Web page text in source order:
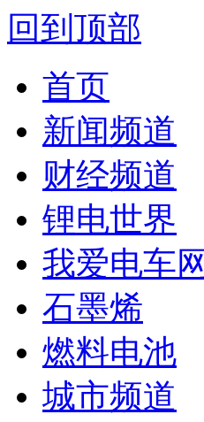
回到顶部
首页
新闻频道
财经频道
锂电世界
我爱电车网
石墨烯
燃料电池
城市频道